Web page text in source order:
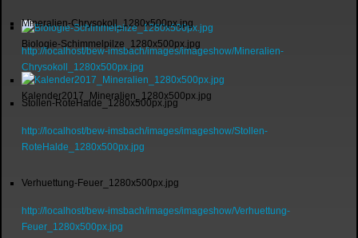
Biologie-Schimmelpilze_1280x500px.jpg
Kalender2017_Mineralien_1280x500px.jpg
Mineralien-Chrysokoll_1280x500px.jpg
http://localhost/bew-imsbach/images/imageshow/Mineralien-
Chrysokoll_1280x500px.jpg
Stollen-RoteHalde_1280x500px.jpg
http://localhost/bew-imsbach/images/imageshow/Stollen-
RoteHalde_1280x500px.jpg
Verhuettung-Feuer_1280x500px.jpg
http://localhost/bew-imsbach/images/imageshow/Verhuettung-
Feuer_1280x500px.jpg